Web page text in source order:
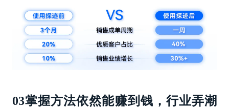
03掌握方法依然能赚到钱，行业弄潮